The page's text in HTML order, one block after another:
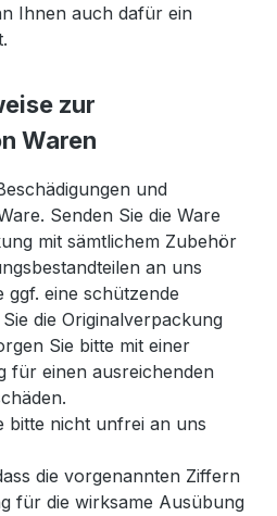
Ihnen auch dafür ein
zur
Waren
und
Senden Sie die Ware
mit sämtlichem Zubehör
an uns
ggf. eine schützende
die Originalverpackung
Sie bitte mit einer
für einen ausreichenden
bitte nicht unfrei an uns
die vorgenannten Ziffern
für die wirksame Ausübung